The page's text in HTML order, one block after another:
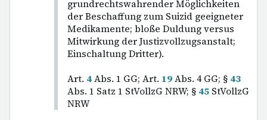
grundrechtswahrender Möglichkeiten
der Beschaffung zum Suizid geeigneter
Medikamente; bloße Duldung versus
Mitwirkung der Justizvollzugsanstalt;
Einschaltung Dritter).
Art. 4Abs. 1 GG; Art. 19Abs. 4 GG; § 43
Abs. 1 Satz 1 StVollzG NRW; § 45 StVollzG
NRW